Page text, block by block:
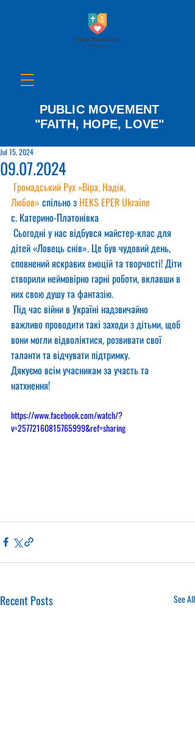
PUBLIC MOVEMENT
"FAITH, HOPE, LOVE"
09.07.2024
Jul 15, 2024
Громадський Рух «Віра, Надія,
Любов» спільно з HEKS EPER Ukraine
с. Катерино-Платонівка
Сьогодні у нас відбувся майстер-клас для
дітей «Ловець снів». Це був чудовий день,
сповнений яскравих емоцій та творчості! Діти
створили неймовірно гарні роботи, вклавши в
них свою душу та фантазію.
Під час війни в Україні надзвичайно
важливо проводити такі заходи з дітьми, щоб
вони могли відволіктися, розвивати свої
таланти та відчувати підтримку.
Дякуємо всім учасникам за участь та
натхнення!
https://www.facebook.com/watch/?
v=25772160815765999&ref=sharing
Recent Posts See All